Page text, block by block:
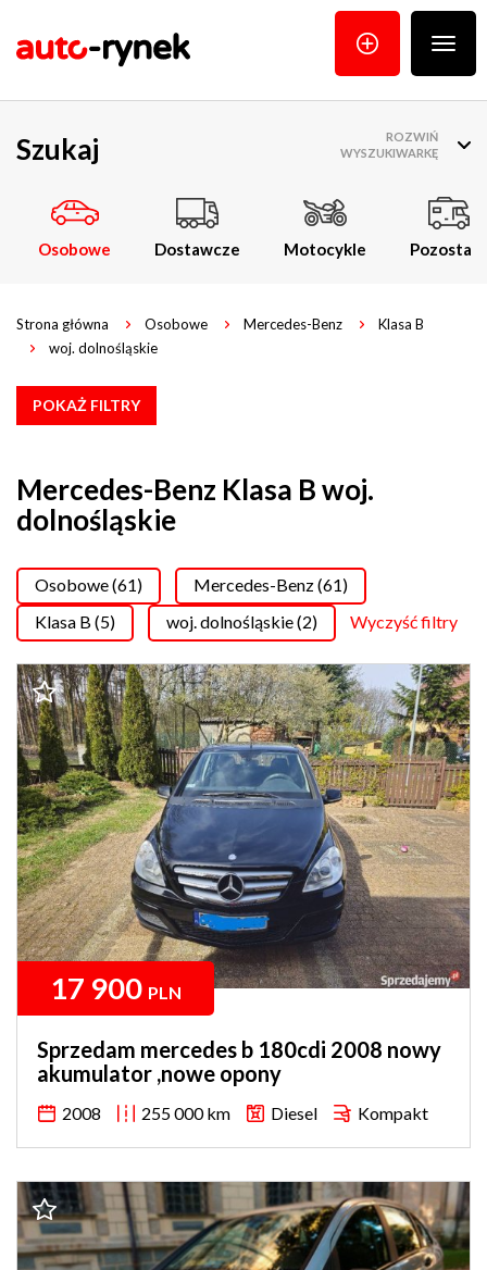
menu
Szukaj
Osobowe Dostawcze Motocykle Pozostałe
ROZWIŃ
WYSZUKIWARKĘ
Strona główna Osobowe Mercedes-Benz
Klasa B
woj. dolnośląskie
POKAŻ FILTRY
Mercedes-Benz Klasa B woj.
dolnośląskie
Osobowe (61)
Mercedes-Benz (61)
Klasa B (5)
woj. dolnośląskie (2) Wyczyść filtry
17 900 PLN
Sprzedam mercedes b 180cdi 2008 nowy
akumulator ,nowe opony
2008 255 000 km Diesel Kompakt